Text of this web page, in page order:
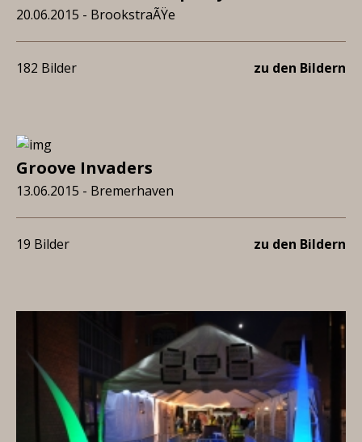
20.06.2015 - BrookstraÃŸe
182 Bilder zu den Bildern
Groove Invaders
13.06.2015 - Bremerhaven
19 Bilder zu den Bildern